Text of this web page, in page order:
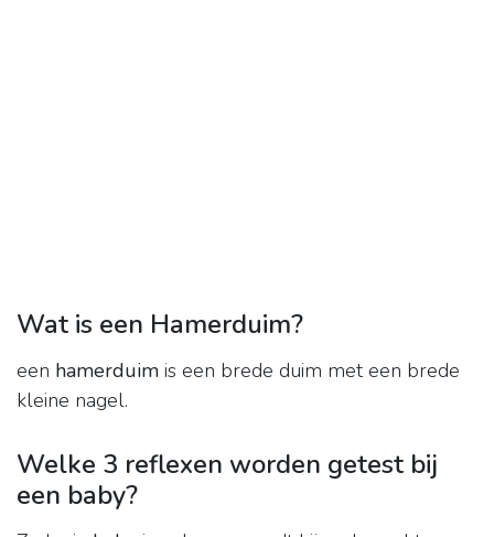
Wat is een Hamerduim?
een hamerduim is een brede duim met een brede
kleine nagel.
Welke 3 reflexen worden getest bij
een baby?